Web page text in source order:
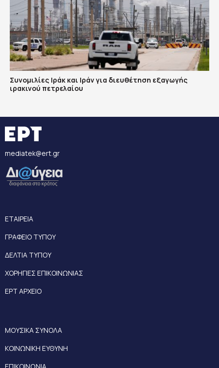
Συνομιλίες Ιράκ και Ιράν για διευθέτηση εξαγωγής
ιρακινού πετρελαίου
mediatek@ert.gr
ΕΤΑΙΡΕΙΑ
ΓΡΑΦΕΙΟ ΤΥΠΟΥ
ΔΕΛΤΙΑ ΤΥΠΟΥ
ΧΟΡΗΓΙΕΣ ΕΠΙΚΟΙΝΩΝΙΑΣ
ΕΡΤ ΑΡΧΕΙΟ
ΜΟΥΣΙΚΑ ΣΥΝΟΛΑ
ΚΟΙΝΩΝΙΚΗ ΕΥΘΥΝΗ